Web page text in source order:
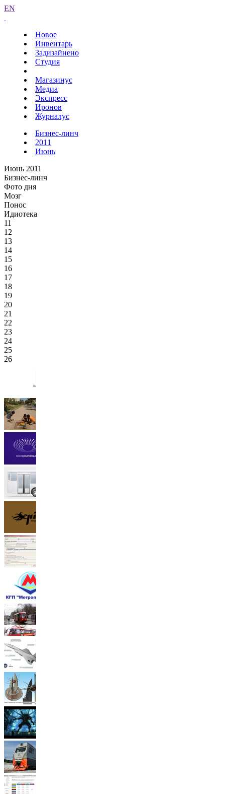
EN
Новое
Инвентарь
Задизайнено
Студия
Магазинус
Медиа
Экспресс
Иронов
Журналус
Бизнес-линч
2011
Июнь
Июнь 2011
Бизнес-линч
Фото дня
Мозг
Понос
Идиотека
11
12
13
14
15
16
17
18
19
20
21
22
23
24
25
26